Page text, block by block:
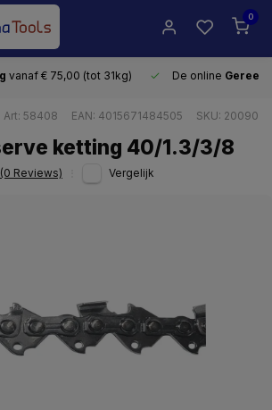
0
vanaf € 75,00 (tot 31kg) De online
Art: 58408 EAN: 4015671484505 SKU: 20090
ketting 40/1.3/3/8
Reviews) Vergelijk